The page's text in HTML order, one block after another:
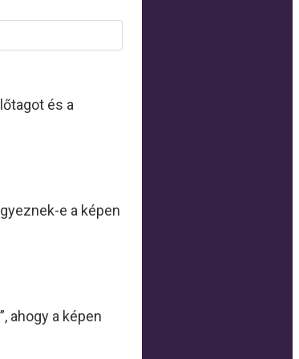
és a
e a képen
ahogy a képen